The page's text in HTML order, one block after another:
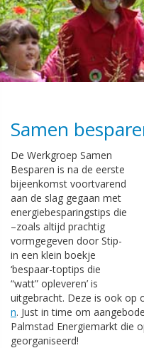
Samen
De Werkgroep Samen
Besparen is na de eerste
bijeenkomst voortvarend
aan de slag gegaan met
energiebesparingstips die
–zoals altijd prachtig
vormgegeven door Stip-
in een klein boekje
‘bespaar-toptips die
“watt” opleveren’ is
uitgebracht. Deze is ook op
n. Just in time om
Palmstad Energiemarkt die
georganiseerd!